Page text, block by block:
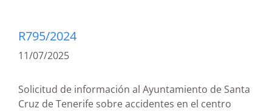
R795/2024
11/07/2025
Solicitud de información al Ayuntamiento de Santa
Cruz de Tenerife sobre accidentes en el centro